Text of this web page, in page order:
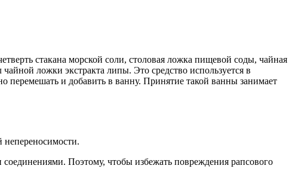
стакана морской соли, столовая ложка пищевой соды, чайная
ложки экстракта липы. Это средство используется в
и добавить в ванну. Принятие такой ванны занимает
непереносимости.
Поэтому, чтобы избежать повреждения рапсового